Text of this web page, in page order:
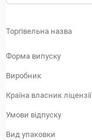
Торгівельна назва
Форма випуску
Виробник
Країна власник ліцензії
Умови відпуску
Вид упаковки